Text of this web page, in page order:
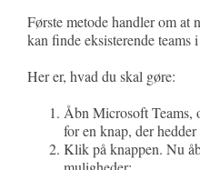
Første metode handler om at
kan finde eksisterende teams
Her er, hvad du skal gøre:
Åbn Microsoft Teams,
for en knap, der hedder
Klik på knappen. Nu